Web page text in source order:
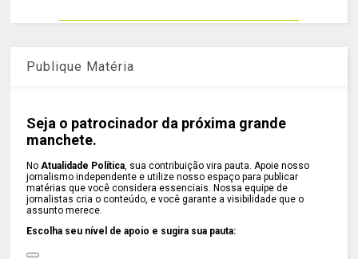
Publique Matéria
Seja o patrocinador da próxima grande
manchete.
No Atualidade Política , sua contribuição vira pauta. Apoie nosso
jornalismo independente e utilize nosso espaço para publicar
matérias que você considera essenciais. Nossa equipe de
jornalistas cria o conteúdo, e você garante a visibilidade que o
assunto merece.
Escolha seu nível de apoio e sugira sua pauta: